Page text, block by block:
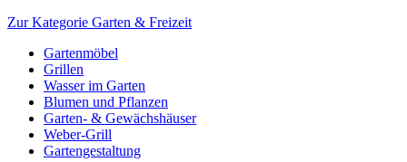
Zur Kategorie Garten & Freizeit
Gartenmöbel
Grillen
Wasser im Garten
Blumen und Pflanzen
Garten- & Gewächshäuser
Weber-Grill
Gartengestaltung